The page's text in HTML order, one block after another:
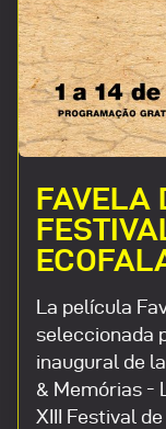
FAVELA
La película
seleccionada
inaugural de
& Memórias -
XIII Festival